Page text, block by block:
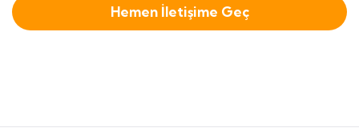
Hemen İletişime Geç